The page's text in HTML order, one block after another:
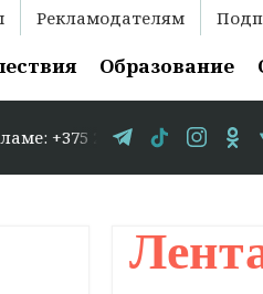
Рекламодателям
Образование
583-35-86 // В Гродно